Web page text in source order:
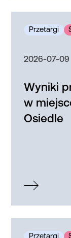
2026-07-09
Wyniki
w
Osiedle